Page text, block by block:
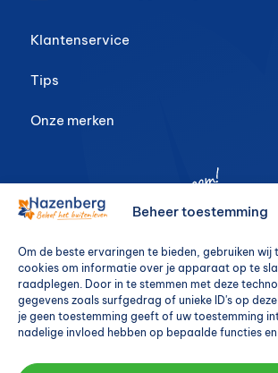
Beheer toestemming
Om de beste ervaringen te bieden, gebruiken wij
cookies om informatie over je apparaat op te
raadplegen. Door in te stemmen met deze
gegevens zoals surfgedrag of unieke ID's op
je geen toestemming geeft of uw toestemming
nadelige invloed hebben op bepaalde functies
Klantenservice
Tips
Onze merken